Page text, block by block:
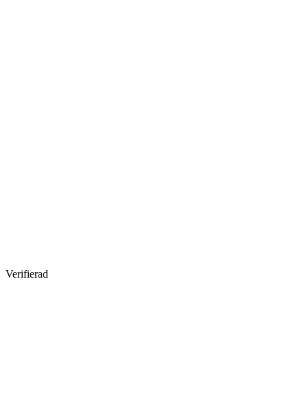
Verifierad